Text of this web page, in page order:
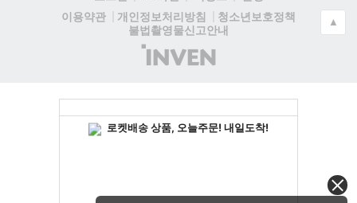
이용약관
개인정보처리방침
청소년보호정책
불법촬영물신고안내
(주)
인
▲